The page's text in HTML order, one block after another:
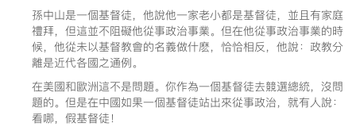
孫中山是一個基督徒，他說他一家老小都是基督徒，並且有家庭
禮拜，但這並不阻礙他從事政治事業。但在他從事政治事業的時
候，他從未以基督教會的名義做什麽，恰恰相反，他說：政教分
離是近代各國之通例。
在美國和歐洲這不是問題。你作為一個基督徒去競選總統，沒問
題的。但是在中國如果一個基督徒站出來從事政治，就有人說：
看哪，假基督徒！